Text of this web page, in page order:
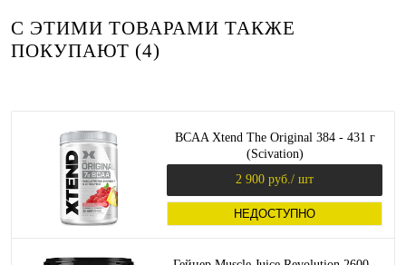
С ЭТИМИ ТОВАРАМИ ТАКЖЕ
ПОКУПАЮТ (4)
BCAA Xtend The Original 384 - 431 г
(Scivation)
2 900 руб./ шт
НЕДОСТУПНО